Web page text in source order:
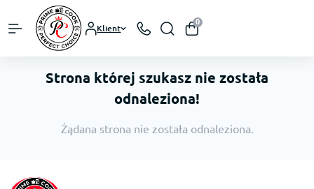
Klient
0
Strona której szukasz nie została
odnaleziona!
Żądana strona nie została odnaleziona.